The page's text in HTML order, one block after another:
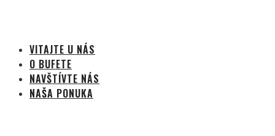
VITAJTE U NÁS
O BUFETE
NAVŠTÍVTE NÁS
NAŠA PONUKA